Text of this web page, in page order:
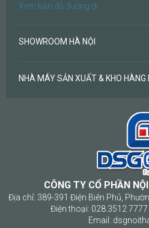
Xem bản đồ đường đi
SHOWROOM HÀ NỘI
NHÀ MÁY SẢN XUẤT & KHO HÀNG
CÔNG TY CỔ PHẦN
Địa chỉ: 389-391 Điện Biên Phủ,
Điện thoại: 028.3512
Email: